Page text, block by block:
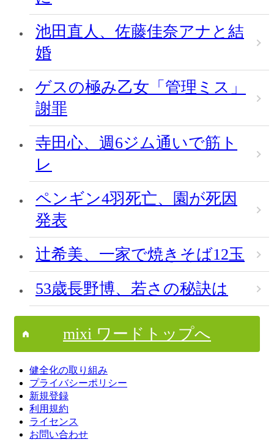
池田直人、佐藤佳奈アナと結
婚
ゲスの極み乙女「管理ミス」
謝罪
寺田心、週6ジム通いで筋ト
レ
ペンギン4羽死亡、園が死因
発表
辻希美、一家で焼きそば12玉
53歳長野博、若さの秘訣は
mixi ワードトップへ
健全化の取り組み
プライバシーポリシー
新規登録
利用規約
ライセンス
お問い合わせ